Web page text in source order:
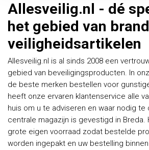
Allesveilig.nl - dé
het gebied van
veiligheidsartikelen
Allesveilig.nl is al sinds 2008 een
gebied van beveiligingsproducten. In
de beste merken bestellen voor
heeft onze ervaren klantenservice alle
huis om u te adviseren en waar nodig te
centrale magazijn is gevestigd in Breda.
grote eigen voorraad zodat bestelde
worden ingepakt en uw bestelling